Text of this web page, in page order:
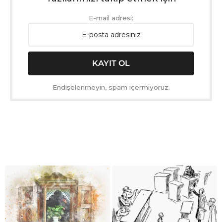
E-mail adresi:
Endişelenmeyin, spam içermiyoruz.